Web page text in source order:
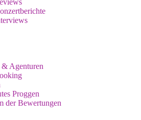
& Agenturen
Proggen
der Bewertungen